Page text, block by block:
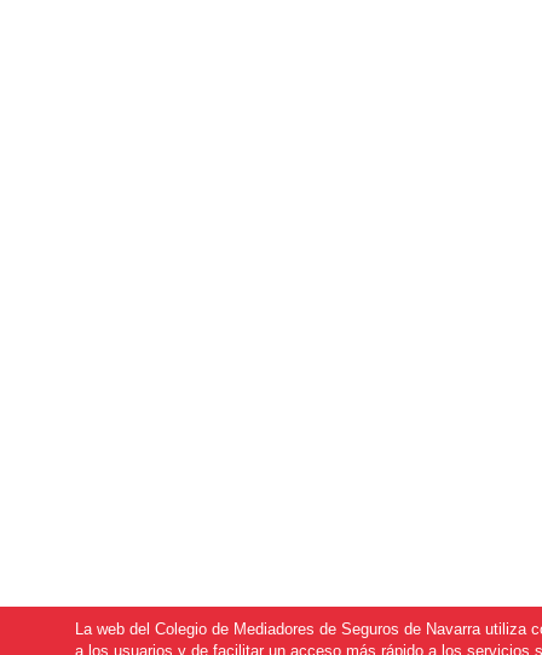
La web del Colegio de Mediadores de Seguros de Navarra
a los usuarios y de facilitar un acceso más rápido a los servicios